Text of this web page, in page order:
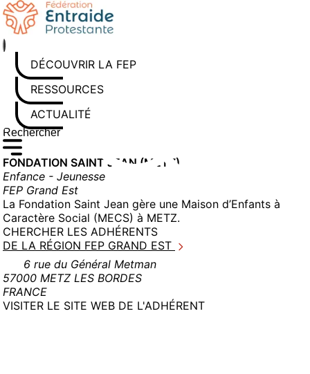
Aller
au
contenu
DÉCOUVRIR LA FEP
RESSOURCES
ACTUALITÉS
Rechercher sur le site
Saisissez au moins 3 caractères pour lancer la recherche
FONDATION SAINT JEAN (METZ)
Enfance - Jeunesse
FEP Grand Est
La Fondation Saint Jean gère une Maison d’Enfants à
Caractère Social (MECS) à METZ.
CHERCHER LES ADHÉRENTS
DE LA RÉGION FEP GRAND EST
6 rue du Général Metman
57000 METZ LES BORDES
FRANCE
VISITER LE SITE WEB DE L'ADHÉRENT(NOUVELLE